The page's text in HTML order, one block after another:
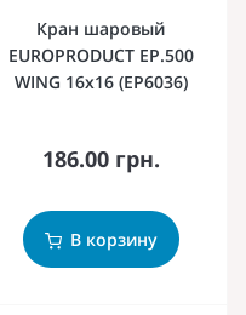
Кран шаровый
EUROPRODUCT EP.500
WING 16x16 (EP6036)
186.00 грн.
В корзину